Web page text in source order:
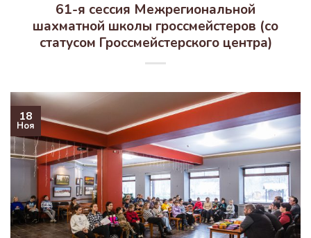
61-я сессия Межрегиональной
шахматной школы гроссмейстеров (со
статусом Гроссмейстерского центра)
18
Ноя